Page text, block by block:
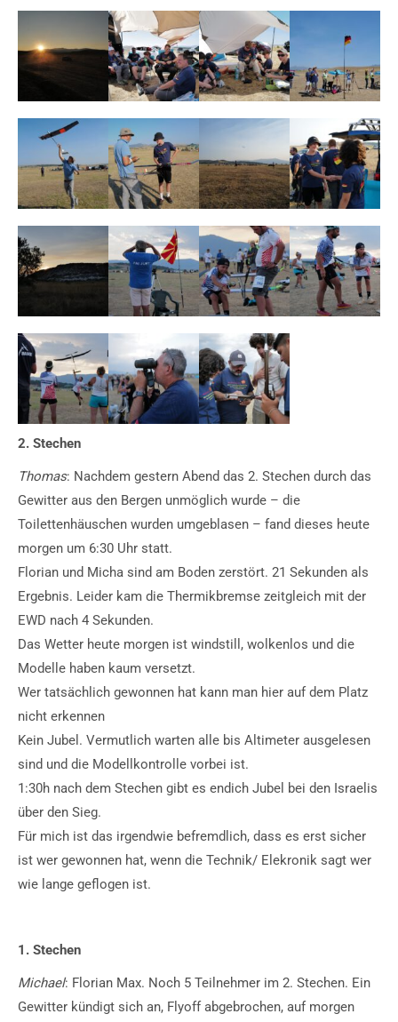
2. Stechen
Thomas: Nachdem gestern Abend das 2. Stechen durch das
Gewitter aus den Bergen unmöglich wurde – die
Toilettenhäuschen wurden umgeblasen – fand dieses heute
morgen um 6:30 Uhr statt.
Florian und Micha sind am Boden zerstört. 21 Sekunden als
Ergebnis. Leider kam die Thermikbremse zeitgleich mit der
EWD nach 4 Sekunden.
Das Wetter heute morgen ist windstill, wolkenlos und die
Modelle haben kaum versetzt.
Wer tatsächlich gewonnen hat kann man hier auf dem Platz
nicht erkennen
Kein Jubel. Vermutlich warten alle bis Altimeter ausgelesen
sind und die Modellkontrolle vorbei ist.
1:30h nach dem Stechen gibt es endich Jubel bei den Israelis
über den Sieg.
Für mich ist das irgendwie befremdlich, dass es erst sicher
ist wer gewonnen hat, wenn die Technik/ Elekronik sagt wer
wie lange geflogen ist.
1. Stechen
Michael: Florian Max. Noch 5 Teilnehmer im 2. Stechen. Ein
Gewitter kündigt sich an, Flyoff abgebrochen, auf morgen